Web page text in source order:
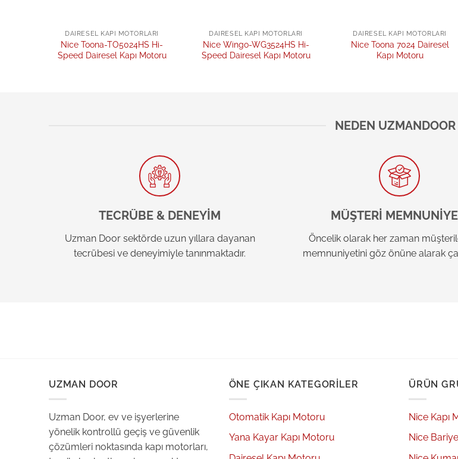
DAIRESEL KAPI MOTORLARI
Nice Toona-TO5024HS Hi-
Speed Dairesel Kapı Motoru
DAIRESEL KAPI MOTORLARI
Nice Wingo-WG3524HS Hi-
Speed Dairesel Kapı Motoru
DAIRESEL KAPI MOTORLARI
Nice Toona 7024 Dairesel
Kapı Motoru
NEDEN UZMANDOOR
TECRÜBE & DENEYİM
Uzman Door sektörde uzun yıllara dayanan
tecrübesi ve deneyimiyle tanınmaktadır.
MÜŞTERİ
Öncelik olarak her zaman
memnuniyetini göz önüne alarak
UZMAN DOOR
Uzman Door, ev ve işyerlerine
yönelik kontrollü geçiş ve güvenlik
çözümleri noktasında kapı motorları,
ÖNE ÇIKAN KATEGORILER
Otomatik Kapı Motoru
Yana Kayar Kapı Motoru
ÜRÜN
Nice Kapı
Nice